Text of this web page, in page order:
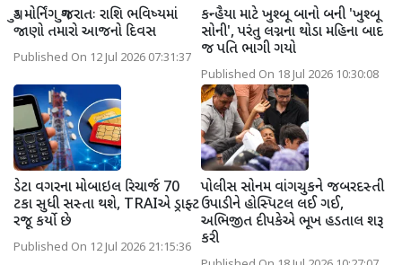
ગુડ મોર્નિંગ ગુજરાતઃ રાશિ ભવિષ્યમાં
જાણો તમારો આજનો દિવસ
Published On 12 Jul 2026 07:31:37
કન્હૈયા માટે ખુશ્બૂ બાનો બની 'ખુશ્બૂ
સોની', પરંતુ લગ્નના થોડા મહિના બાદ
જ પતિ ભાગી ગયો
Published On 18 Jul 2026 10:30:08
ડેટા વગરના મોબાઇલ રિચાર્જ 70
ટકા સુધી સસ્તા થશે, TRAIએ ડ્રાફ્ટ
રજૂ કર્યો છે
Published On 12 Jul 2026 21:15:36
પોલીસ સોનમ વાંગચુકને જબરદસ્તી
ઉપાડીને હોસ્પિટલ લઈ ગઈ,
અભિજીત દીપકેએ ભૂખ હડતાલ શરૂ
કરી